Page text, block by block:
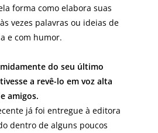
forma como elabora suas
vezes palavras ou ideias de
e com humor.
do seu último
a revê-lo em voz alta
amigos.
já foi entregue à editora
dentro de alguns poucos